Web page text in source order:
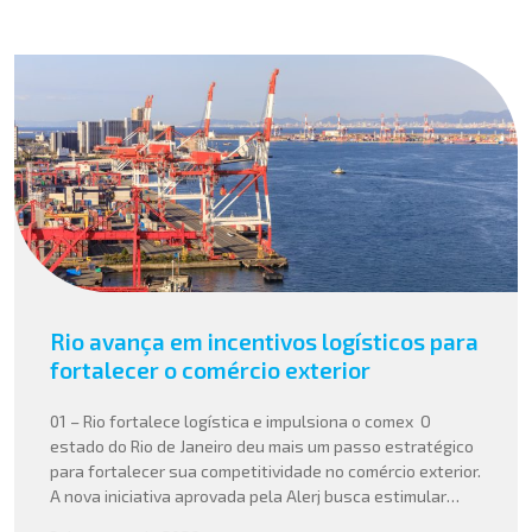
Rio avança em incentivos logísticos para
fortalecer o comércio exterior
01 – Rio fortalece logística e impulsiona o comex O
estado do Rio de Janeiro deu mais um passo estratégico
para fortalecer sua competitividade no comércio exterior.
A nova iniciativa aprovada pela Alerj busca estimular